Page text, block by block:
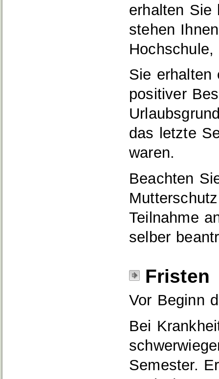
erhalten Sie
stehen
Sie
positiver
das letzte
waren.
Beachten
Teilnahme
selber
Fristen
Vor Beginn
Bei
Semester.